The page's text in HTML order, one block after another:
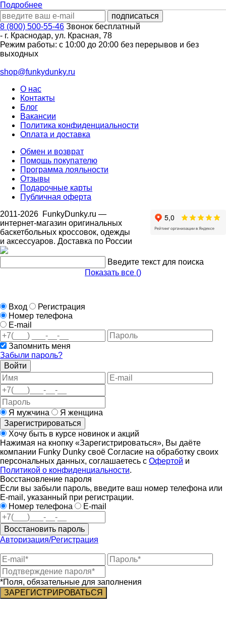
Подробнее
8 (800) 500-55-46 Звонок бесплатный
- г. Краснодар, ул. Красная, 78
Режим работы: с 10:00 до 20:00 без перерывов и без
выходных
shop@funkydunky.ru
О нас
Контакты
Блог
Вакансии
Политика конфиденциальности
Оплата и доставка
Обмен и возврат
Помощь покупателю
Программа лояльности
Отзывы
Подарочные карты
Публичная оферта
2011-2026 FunkyDunky.ru —
интернет-магазин оригинальных
баскетбольных кроссовок, одежды
и аксессуаров. Доставка по России
Введите текст для поиска
Показать все ()
Вход
Регистрация
Номер телефона
E-mail
Запомнить меня
Забыли пароль?
Войти
Я мужчина
Я женщина
Зарегистрироваться
Хочу быть в курсе новинок и акций
Нажимая на кнопку «Зарегистрироваться», Вы даёте
компании Funky Dunky своё Согласие на обработку своих
персональных данных, соглашаетесь с Офертой и
Политикой о конфиденциальности.
Восстановление пароля
Если вы забыли пароль, введите ваш номер телефона или
E-mail, указанный при регистрации.
Номер телефона
E-mail
Восстановить пароль
Авторизация/Регистрация
*Поля, обязательные для заполнения